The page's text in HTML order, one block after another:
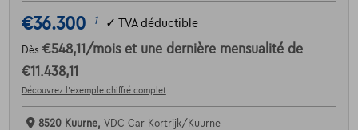
€36.300 1 ✓ TVA déductible
Dès €548,11 /mois et une dernière mensualité de
€11.438,11
Découvrez l’exemple chiffré complet
8520 Kuurne, VDC Car Kortrijk/Kuurne